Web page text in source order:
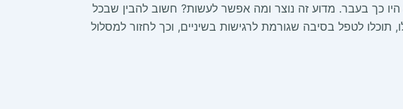
כך בעבר. מדוע זה נוצר ומה אפשר לעשות? חשוב להבין שבכל
לטפל בסיבה שגורמת לרגישות בשיניים, וכך לחזור למסלול